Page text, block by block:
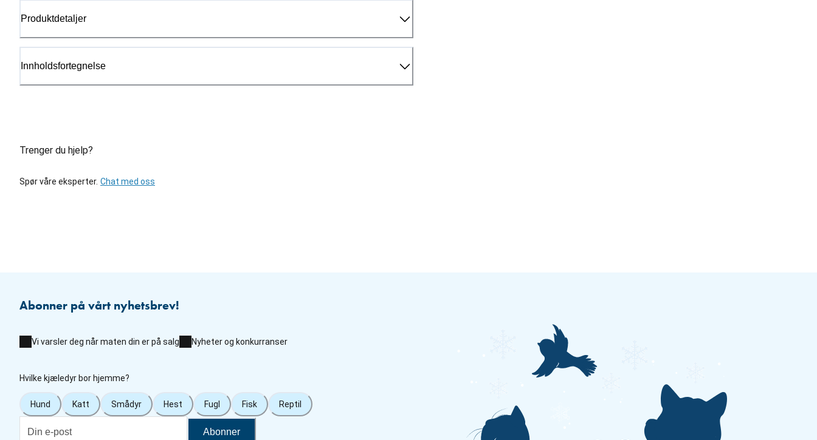
Produktdetaljer
Innholdsfortegnelse
Trenger du hjelp?
Spør våre eksperter. Chat med oss
Abonner på vårt nyhetsbrev!
Vi varsler deg når maten din er på salg Nyheter og konkurranser
Hvilke kjæledyr bor hjemme?
Hund Katt Smådyr Hest Fugl Fisk Reptil
Abonner